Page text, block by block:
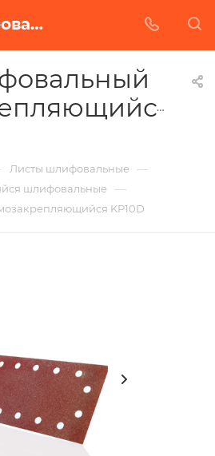
Лист шлифовальный самозакрепляющийся KP10D в Белгороде | Купить по недорогой цене от Абразивного Завода
Листы шлифовальные —
шлифовальные —
KP10D